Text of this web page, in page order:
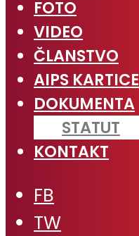
FOTO
VIDEO
ČLANSTVO
AIPS KARTICE
DOKUMENTA
STATUT
KONTAKT
FB
TW